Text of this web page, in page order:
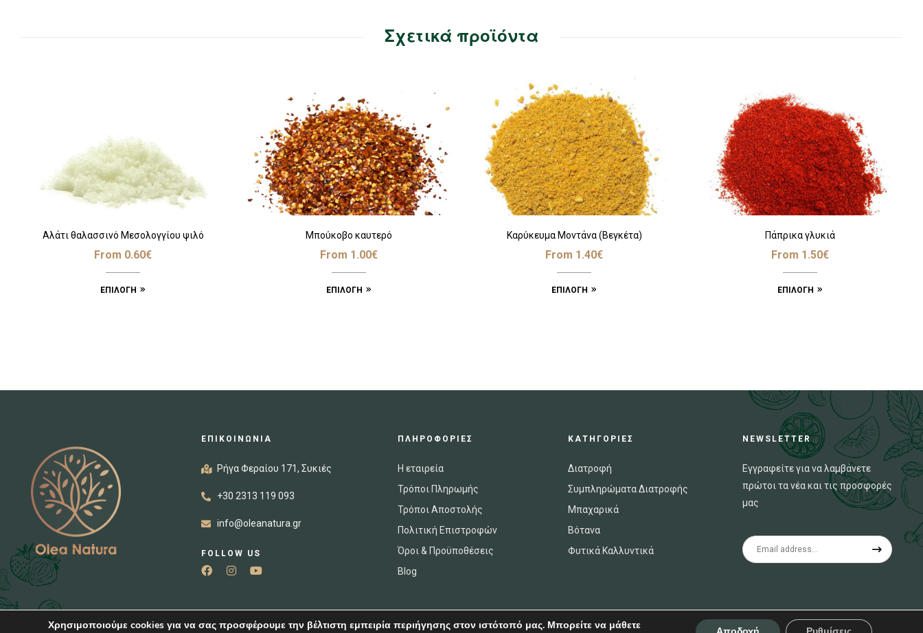
Σχετικά προϊόντα
Αλάτι θαλασσινό Μεσολογγίου ψιλό
From 0.60€
ΕΠΙΛΟΓΉ
Μπούκοβο καυτερό
From 1.00€
ΕΠΙΛΟΓΉ
Καρύκευμα Μοντάνα (Βεγκέτα)
From 1.40€
ΕΠΙΛΟΓΉ
Πάπρικα γλυκιά
From 1.50€
ΕΠΙΛΟΓΉ
ΕΠΙΚΟΙΝΩΝΙΑ
Ρήγα Φεραίου 171, Συκιές
+30 2313 119 093
info@oleanatura.gr
FOLLOW US
ΠΛΗΡΟΦΟΡΙΕΣ
Η εταιρεία
Τρόποι Πληρωμής
Τρόποι Αποστολής
Πολιτική Επιστροφών
Όροι & Προϋποθέσεις
Blog
ΚΑΤΗΓΟΡΙΕΣ
Διατροφή
Συμπληρώματα Διατροφής
Μπαχαρικά
Βότανα
Φυτικά Καλλυντικά
NEWSLETTER
Εγγραφείτε για να λαμβάνετε
πρώτοι τα νέα και τις προσφορές
μας
Copyright © 2020 OleaNatura.All Rights Reserved.
Χρησιμοποιούμε cookies για να σας προσφέρουμε την βέλτιστη εμπειρία περιήγησης στον ιστότοπό μας. Μπορείτε να μάθετε